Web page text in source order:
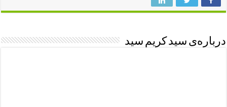
درباره‌ی سید کریم سید